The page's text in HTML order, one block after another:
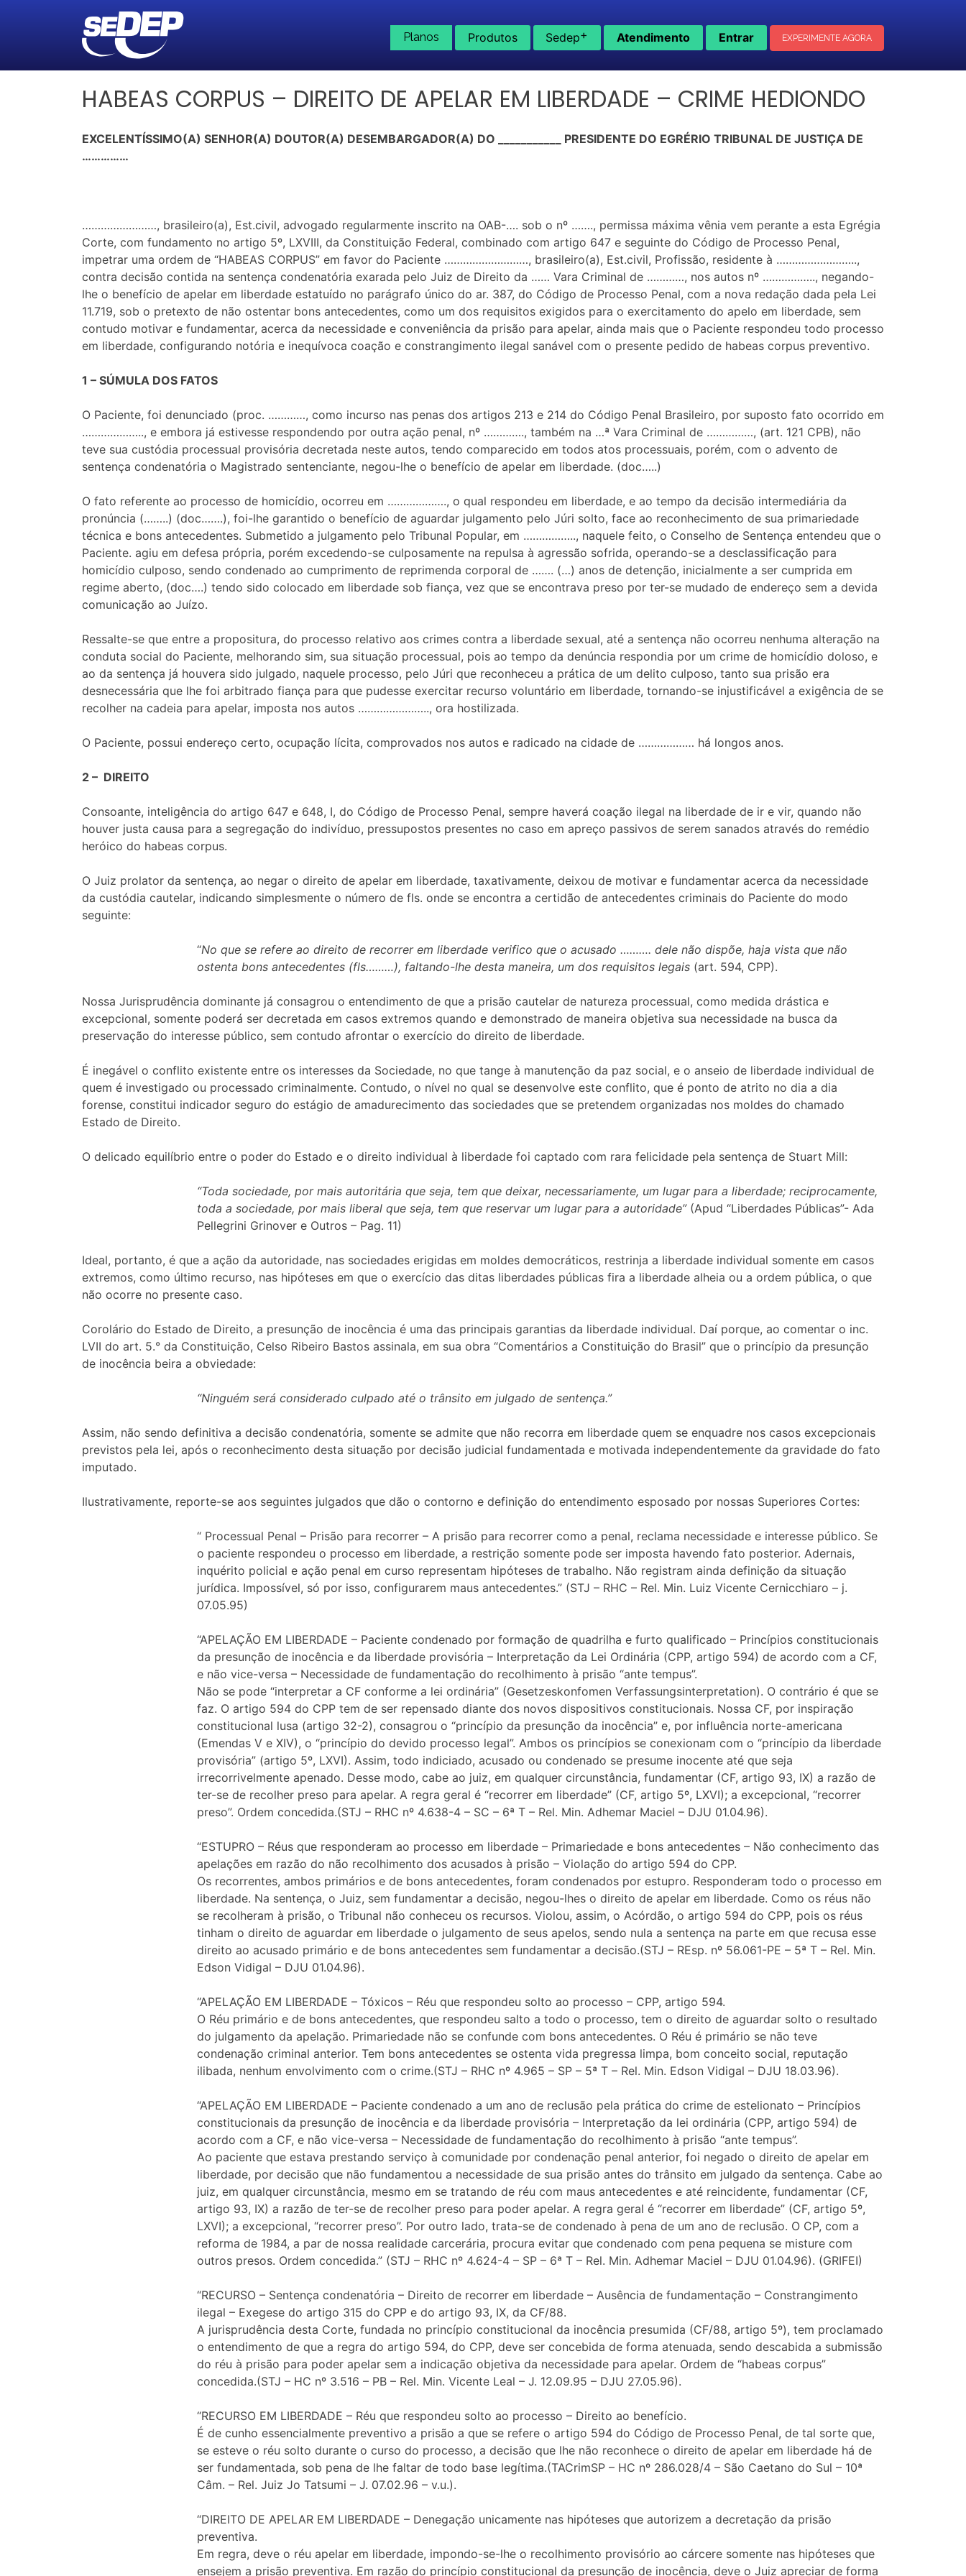
Planos Produtos Sedep+ Atendimento Entrar EXPERIMENTE AGORA
HABEAS CORPUS – DIREITO DE APELAR EM LIBERDADE – CRIME HEDIONDO
EXCELENTÍSSIMO(A) SENHOR(A) DOUTOR(A) DESEMBARGADOR(A) DO ___________ PRESIDENTE DO EGRÉRIO TRIBUNAL DE JUSTIÇA DE
……………
……………………, brasileiro(a), Est.civil, advogado regularmente inscrito na OAB-…. sob o nº ……., permissa máxima vênia vem perante a esta Egrégia
Corte, com fundamento no artigo 5º, LXVIII, da Constituição Federal, combinado com artigo 647 e seguinte do Código de Processo Penal,
impetrar uma ordem de “HABEAS CORPUS” em favor do Paciente ………………………, brasileiro(a), Est.civil, Profissão, residente à ……………………..,
contra decisão contida na sentença condenatória exarada pelo Juiz de Direito da …… Vara Criminal de …………, nos autos nº …………….., negando-
lhe o benefício de apelar em liberdade estatuído no parágrafo único do ar. 387, do Código de Processo Penal, com a nova redação dada pela Lei
11.719, sob o pretexto de não ostentar bons antecedentes, como um dos requisitos exigidos para o exercitamento do apelo em liberdade, sem
contudo motivar e fundamentar, acerca da necessidade e conveniência da prisão para apelar, ainda mais que o Paciente respondeu todo processo
em liberdade, configurando notória e inequívoca coação e constrangimento ilegal sanável com o presente pedido de habeas corpus preventivo.
1 – SÚMULA DOS FATOS
O Paciente, foi denunciado (proc. …………, como incurso nas penas dos artigos 213 e 214 do Código Penal Brasileiro, por suposto fato ocorrido em
……………….., e embora já estivesse respondendo por outra ação penal, nº …………., também na …ª Vara Criminal de ……………, (art. 121 CPB), não
teve sua custódia processual provisória decretada neste autos, tendo comparecido em todos atos processuais, porém, com o advento de
sentença condenatória o Magistrado sentenciante, negou-lhe o benefício de apelar em liberdade. (doc…..)
O fato referente ao processo de homicídio, ocorreu em ………………., o qual respondeu em liberdade, e ao tempo da decisão intermediária da
pronúncia (……..) (doc…….), foi-lhe garantido o benefício de aguardar julgamento pelo Júri solto, face ao reconhecimento de sua primariedade
técnica e bons antecedentes. Submetido a julgamento pelo Tribunal Popular, em …………….., naquele feito, o Conselho de Sentença entendeu que o
Paciente. agiu em defesa própria, porém excedendo-se culposamente na repulsa à agressão sofrida, operando-se a desclassificação para
homicídio culposo, sendo condenado ao cumprimento de reprimenda corporal de ……. (…) anos de detenção, inicialmente a ser cumprida em
regime aberto, (doc….) tendo sido colocado em liberdade sob fiança, vez que se encontrava preso por ter-se mudado de endereço sem a devida
comunicação ao Juízo.
Ressalte-se que entre a propositura, do processo relativo aos crimes contra a liberdade sexual, até a sentença não ocorreu nenhuma alteração na
conduta social do Paciente, melhorando sim, sua situação processual, pois ao tempo da denúncia respondia por um crime de homicídio doloso, e
ao da sentença já houvera sido julgado, naquele processo, pelo Júri que reconheceu a prática de um delito culposo, tanto sua prisão era
desnecessária que lhe foi arbitrado fiança para que pudesse exercitar recurso voluntário em liberdade, tornando-se injustificável a exigência de se
recolher na cadeia para apelar, imposta nos autos ………………….., ora hostilizada.
O Paciente, possui endereço certo, ocupação lícita, comprovados nos autos e radicado na cidade de ……………… há longos anos.
2 – DIREITO
Consoante, inteligência do artigo 647 e 648, I, do Código de Processo Penal, sempre haverá coação ilegal na liberdade de ir e vir, quando não
houver justa causa para a segregação do indivíduo, pressupostos presentes no caso em apreço passivos de serem sanados através do remédio
heróico do habeas corpus.
O Juiz prolator da sentença, ao negar o direito de apelar em liberdade, taxativamente, deixou de motivar e fundamentar acerca da necessidade
da custódia cautelar, indicando simplesmente o número de fls. onde se encontra a certidão de antecedentes criminais do Paciente do modo
seguinte:
“No que se refere ao direito de recorrer em liberdade verifico que o acusado ………. dele não dispõe, haja vista que não
ostenta bons antecedentes (fls………), faltando-lhe desta maneira, um dos requisitos legais (art. 594, CPP).
Nossa Jurisprudência dominante já consagrou o entendimento de que a prisão cautelar de natureza processual, como medida drástica e
excepcional, somente poderá ser decretada em casos extremos quando e demonstrado de maneira objetiva sua necessidade na busca da
preservação do interesse público, sem contudo afrontar o exercício do direito de liberdade.
É inegável o conflito existente entre os interesses da Sociedade, no que tange à manutenção da paz social, e o anseio de liberdade individual de
quem é investigado ou processado criminalmente. Contudo, o nível no qual se desenvolve este conflito, que é ponto de atrito no dia a dia
forense, constitui indicador seguro do estágio de amadurecimento das sociedades que se pretendem organizadas nos moldes do chamado
Estado de Direito.
O delicado equilíbrio entre o poder do Estado e o direito individual à liberdade foi captado com rara felicidade pela sentença de Stuart Mill:
“Toda sociedade, por mais autoritária que seja, tem que deixar, necessariamente, um lugar para a liberdade; reciprocamente,
toda a sociedade, por mais liberal que seja, tem que reservar um lugar para a autoridade”(Apud “Liberdades Públicas”- Ada
Pellegrini Grinover e Outros – Pag. 11)
Ideal, portanto, é que a ação da autoridade, nas sociedades erigidas em moldes democráticos, restrinja a liberdade individual somente em casos
extremos, como último recurso, nas hipóteses em que o exercício das ditas liberdades públicas fira a liberdade alheia ou a ordem pública, o que
não ocorre no presente caso.
Corolário do Estado de Direito, a presunção de inocência é uma das principais garantias da liberdade individual. Daí porque, ao comentar o inc.
LVII do art. 5.° da Constituição, Celso Ribeiro Bastos assinala, em sua obra “Comentários a Constituição do Brasil” que o princípio da presunção
de inocência beira a obviedade:
“Ninguém será considerado culpado até o trânsito em julgado de sentença.”
Assim, não sendo definitiva a decisão condenatória, somente se admite que não recorra em liberdade quem se enquadre nos casos excepcionais
previstos pela lei, após o reconhecimento desta situação por decisão judicial fundamentada e motivada independentemente da gravidade do fato
imputado.
Ilustrativamente, reporte-se aos seguintes julgados que dão o contorno e definição do entendimento esposado por nossas Superiores Cortes:
“ Processual Penal – Prisão para recorrer – A prisão para recorrer como a penal, reclama necessidade e interesse público. Se
o paciente respondeu o processo em liberdade, a restrição somente pode ser imposta havendo fato posterior. Adernais,
inquérito policial e ação penal em curso representam hipóteses de trabalho. Não registram ainda definição da situação
jurídica. Impossível, só por isso, configurarem maus antecedentes.” (STJ – RHC – Rel. Min. Luiz Vicente Cernicchiaro – j.
07.05.95)
“APELAÇÃO EM LIBERDADE – Paciente condenado por formação de quadrilha e furto qualificado – Princípios constitucionais
da presunção de inocência e da liberdade provisória – Interpretação da Lei Ordinária (CPP, artigo 594) de acordo com a CF,
e não vice-versa – Necessidade de fundamentação do recolhimento à prisão “ante tempus”.
Não se pode “interpretar a CF conforme a lei ordinária” (Gesetzeskonfomen Verfassungsinterpretation). O contrário é que se
faz. O artigo 594 do CPP tem de ser repensado diante dos novos dispositivos constitucionais. Nossa CF, por inspiração
constitucional lusa (artigo 32-2), consagrou o “princípio da presunção da inocência” e, por influência norte-americana
(Emendas V e XIV), o “princípio do devido processo legal”. Ambos os princípios se conexionam com o “princípio da liberdade
provisória” (artigo 5º, LXVI). Assim, todo indiciado, acusado ou condenado se presume inocente até que seja
irrecorrivelmente apenado. Desse modo, cabe ao juiz, em qualquer circunstância, fundamentar (CF, artigo 93, IX) a razão de
ter-se de recolher preso para apelar. A regra geral é “recorrer em liberdade” (CF, artigo 5º, LXVI); a excepcional, “recorrer
preso”. Ordem concedida.(STJ – RHC nº 4.638-4 – SC – 6ª T – Rel. Min. Adhemar Maciel – DJU 01.04.96).
“ESTUPRO – Réus que responderam ao processo em liberdade – Primariedade e bons antecedentes – Não conhecimento das
apelações em razão do não recolhimento dos acusados à prisão – Violação do artigo 594 do CPP.
Os recorrentes, ambos primários e de bons antecedentes, foram condenados por estupro. Responderam todo o processo em
liberdade. Na sentença, o Juiz, sem fundamentar a decisão, negou-lhes o direito de apelar em liberdade. Como os réus não
se recolheram à prisão, o Tribunal não conheceu os recursos. Violou, assim, o Acórdão, o artigo 594 do CPP, pois os réus
tinham o direito de aguardar em liberdade o julgamento de seus apelos, sendo nula a sentença na parte em que recusa esse
direito ao acusado primário e de bons antecedentes sem fundamentar a decisão.(STJ – REsp. nº 56.061-PE – 5ª T – Rel. Min.
Edson Vidigal – DJU 01.04.96).
“APELAÇÃO EM LIBERDADE – Tóxicos – Réu que respondeu solto ao processo – CPP, artigo 594.
O Réu primário e de bons antecedentes, que respondeu salto a todo o processo, tem o direito de aguardar solto o resultado
do julgamento da apelação. Primariedade não se confunde com bons antecedentes. O Réu é primário se não teve
condenação criminal anterior. Tem bons antecedentes se ostenta vida pregressa limpa, bom conceito social, reputação
ilibada, nenhum envolvimento com o crime.(STJ – RHC nº 4.965 – SP – 5ª T – Rel. Min. Edson Vidigal – DJU 18.03.96).
“APELAÇÃO EM LIBERDADE – Paciente condenado a um ano de reclusão pela prática do crime de estelionato – Princípios
constitucionais da presunção de inocência e da liberdade provisória – Interpretação da lei ordinária (CPP, artigo 594) de
acordo com a CF, e não vice-versa – Necessidade de fundamentação do recolhimento à prisão “ante tempus”.
Ao paciente que estava prestando serviço à comunidade por condenação penal anterior, foi negado o direito de apelar em
liberdade, por decisão que não fundamentou a necessidade de sua prisão antes do trânsito em julgado da sentença. Cabe ao
juiz, em qualquer circunstância, mesmo em se tratando de réu com maus antecedentes e até reincidente, fundamentar (CF,
artigo 93, IX) a razão de ter-se de recolher preso para poder apelar. A regra geral é “recorrer em liberdade” (CF, artigo 5º,
LXVI); a excepcional, “recorrer preso”. Por outro lado, trata-se de condenado à pena de um ano de reclusão. O CP, com a
reforma de 1984, a par de nossa realidade carcerária, procura evitar que condenado com pena pequena se misture com
outros presos. Ordem concedida.” (STJ – RHC nº 4.624-4 – SP – 6ª T – Rel. Min. Adhemar Maciel – DJU 01.04.96). (GRIFEI)
“RECURSO – Sentença condenatória – Direito de recorrer em liberdade – Ausência de fundamentação – Constrangimento
ilegal – Exegese do artigo 315 do CPP e do artigo 93, IX, da CF/88.
A jurisprudência desta Corte, fundada no princípio constitucional da inocência presumida (CF/88, artigo 5º), tem proclamado
o entendimento de que a regra do artigo 594, do CPP, deve ser concebida de forma atenuada, sendo descabida a submissão
do réu à prisão para poder apelar sem a indicação objetiva da necessidade para apelar. Ordem de “habeas corpus”
concedida.(STJ – HC nº 3.516 – PB – Rel. Min. Vicente Leal – J. 12.09.95 – DJU 27.05.96).
“RECURSO EM LIBERDADE – Réu que respondeu solto ao processo – Direito ao benefício.
É de cunho essencialmente preventivo a prisão a que se refere o artigo 594 do Código de Processo Penal, de tal sorte que,
se esteve o réu solto durante o curso do processo, a decisão que lhe não reconhece o direito de apelar em liberdade há de
ser fundamentada, sob pena de lhe faltar de todo base legítima.(TACrimSP – HC nº 286.028/4 – São Caetano do Sul – 10ª
Câm. – Rel. Juiz Jo Tatsumi – J. 07.02.96 – v.u.).
“DIREITO DE APELAR EM LIBERDADE – Denegação unicamente nas hipóteses que autorizem a decretação da prisão
preventiva.
Em regra, deve o réu apelar em liberdade, impondo-se-lhe o recolhimento provisório ao cárcere somente nas hipóteses que
ensejem a prisão preventiva. Em razão do princípio constitucional da presunção de inocência, deve o Juiz apreciar de forma